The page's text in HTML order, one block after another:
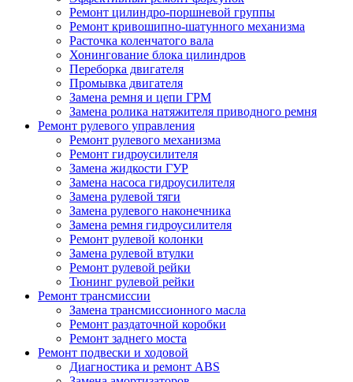
Ремонт цилиндро-поршневой группы
Ремонт кривошипно-шатунного механизма
Расточка коленчатого вала
Хонингование блока цилиндров
Переборка двигателя
Промывка двигателя
Замена ремня и цепи ГРМ
Замена ролика натяжителя приводного ремня
Ремонт рулевого управления
Ремонт рулевого механизма
Ремонт гидроусилителя
Замена жидкости ГУР
Замена насоса гидроусилителя
Замена рулевой тяги
Замена рулевого наконечника
Замена ремня гидроусилителя
Ремонт рулевой колонки
Замена рулевой втулки
Ремонт рулевой рейки
Тюнинг рулевой рейки
Ремонт трансмиссии
Замена трансмиссионного масла
Ремонт раздаточной коробки
Ремонт заднего моста
Ремонт подвески и ходовой
Диагностика и ремонт ABS